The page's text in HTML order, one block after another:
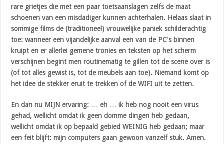
rare grietjes die met een paar toetsaanslagen zelfs de maat
schoenen van een misdadiger kunnen achterhalen. Helaas slaat in
sommige films de (traditioneel) vrouwelijke paniek schilderachtig
toe: wanneer een vijandelijke aanval een van de PC's binnen
kruipt en er allerlei gemene tronies en teksten op het scherm
verschijnen begint men routinematig te gillen tot de scene over is
(of tot alles gewist is, tot de meubels aan toe). Niemand komt op
het idee de stekker eruit te trekken of de WIFI uit te zetten.
En dan nu MIJN ervaring: … eh … ik heb nog nooit een virus
gehad, wellicht omdat ik geen domme dingen heb gedaan,
wellicht omdat ik op bepaald gebied WEINIG heb gedaan; maar
een feit blijft: mijn computers gaan gewoon vanzelf stuk. Amen.